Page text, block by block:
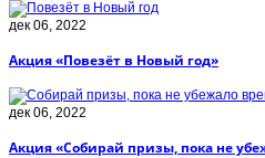
дек 06, 2022
Акция «Повезёт в Новый год»
дек 06, 2022
Акция «Собирай призы, пока не